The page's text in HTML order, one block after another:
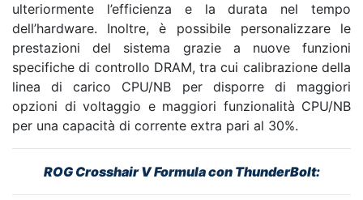
ulteriormente l’efficienza e la durata nel tempo
dell’hardware. Inoltre, è possibile personalizzare le
prestazioni del sistema grazie a nuove funzioni
specifiche di controllo DRAM, tra cui calibrazione della
linea di carico CPU/NB per disporre di maggiori
opzioni di voltaggio e maggiori funzionalità CPU/NB
per una capacità di corrente extra pari al 30%.
ROG Crosshair V Formula con ThunderBolt: